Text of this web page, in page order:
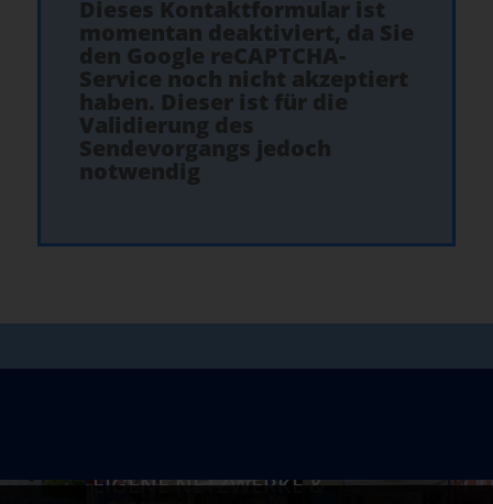
Dieses Kontaktformular ist
momentan deaktiviert, da Sie
den Google reCAPTCHA-
Service noch nicht akzeptiert
haben. Dieser ist für die
Validierung des
Sendevorgangs jedoch
notwendig
EIGENE NETZWERKE &